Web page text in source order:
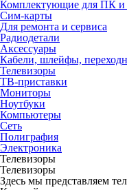
Комплектующие для ПК и
Сим-карты
Для ремонта и сервиса
Радиодетали
Аксессуары
Кабели, шлейфы,
Телевизоры
ТВ-приставки
Мониторы
Ноутбуки
Компьютеры
Сеть
Полиграфия
Электроника
Телевизоры
Телевизоры
Здесь мы представляем